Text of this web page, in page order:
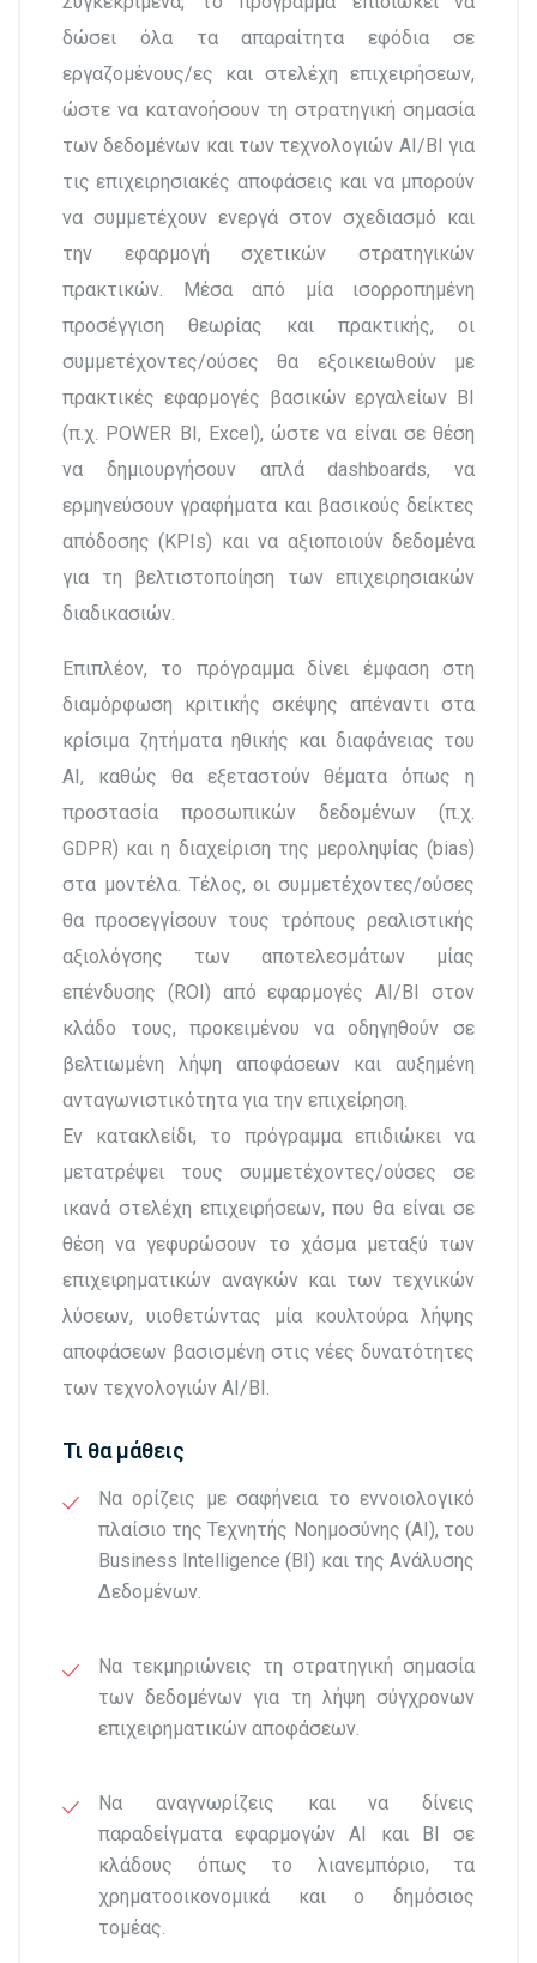
δώσει όλα τα απαραίτητα εφόδια σε
εργαζομένους/ες και στελέχη επιχειρήσεων,
ώστε να κατανοήσουν τη στρατηγική σημασία
των δεδομένων και των τεχνολογιών ΑΙ/ΒΙ για
τις επιχειρησιακές αποφάσεις και να μπορούν
να συμμετέχουν ενεργά στον σχεδιασμό και
την εφαρμογή σχετικών στρατηγικών
πρακτικών. Μέσα από μία ισορροπημένη
προσέγγιση θεωρίας και πρακτικής, οι
συμμετέχοντες/ούσες θα εξοικειωθούν με
πρακτικές εφαρμογές βασικών εργαλείων BI
(π.χ. POWER BI, Excel), ώστε να είναι σε θέση
να δημιουργήσουν απλά dashboards, να
ερμηνεύσουν γραφήματα και βασικούς δείκτες
απόδοσης (KPIs) και να αξιοποιούν δεδομένα
για τη βελτιστοποίηση των επιχειρησιακών
διαδικασιών.
Επιπλέον, το πρόγραμμα δίνει έμφαση στη
διαμόρφωση κριτικής σκέψης απέναντι στα
κρίσιμα ζητήματα ηθικής και διαφάνειας του
ΑΙ, καθώς θα εξεταστούν θέματα όπως η
προστασία προσωπικών δεδομένων (π.χ.
GDPR) και η διαχείριση της μεροληψίας (bias)
στα μοντέλα. Τέλος, οι συμμετέχοντες/ούσες
θα προσεγγίσουν τους τρόπους ρεαλιστικής
αξιολόγσης των αποτελεσμάτων μίας
επένδυσης (ROI) από εφαρμογές AI/BI στον
κλάδο τους, προκειμένου να οδηγηθούν σε
βελτιωμένη λήψη αποφάσεων και αυξημένη
ανταγωνιστικότητα για την επιχείρηση.
Εν κατακλείδι, το πρόγραμμα επιδιώκει να
μετατρέψει τους συμμετέχοντες/ούσες σε
ικανά στελέχη επιχειρήσεων, που θα είναι σε
θέση να γεφυρώσουν το χάσμα μεταξύ των
επιχειρηματικών αναγκών και των τεχνικών
λύσεων, υιοθετώντας μία κουλτούρα λήψης
αποφάσεων βασισμένη στις νέες δυνατότητες
των τεχνολογιών ΑΙ/ΒΙ.
Τι θα μάθεις
Να ορίζεις με σαφήνεια το εννοιολογικό
πλαίσιο της Τεχνητής Νοημοσύνης (ΑΙ), του
Business Intelligence (BI) και της Ανάλυσης
Δεδομένων.
Να τεκμηριώνεις τη στρατηγική σημασία
των δεδομένων για τη λήψη σύγχρονων
επιχειρηματικών αποφάσεων.
Να αναγνωρίζεις και να δίνεις
παραδείγματα εφαρμογών AI και BI σε
κλάδους όπως το λιανεμπόριο, τα
χρηματοοικονομικά και ο δημόσιος
τομέας.